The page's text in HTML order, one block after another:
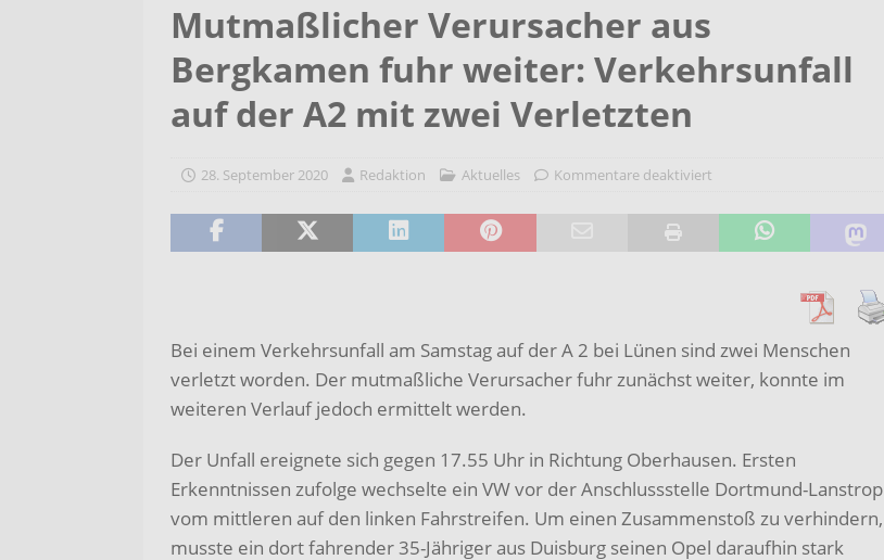
[ 6. August 2026 ] Bürgerreise 2026 nach Gennevilliers – Städtepartnerschaft hautnah erleben
AKTUELLES
[ 6. August 2026 ]
Pflege- und Wohnberatung im Gemeindebüro an der Christuskirche in Rünthe
Mutmaßlicher Verursacher aus
Bergkamen fuhr weiter: Verkehrsunfall
auf der A2 mit zwei Verletzten
28. September 2020 Redaktion Aktuelles Kommentare deaktiviert
Bei einem Verkehrsunfall am Samstag auf der A 2 bei Lünen sind zwei Menschen
verletzt worden. Der mutmaßliche Verursacher fuhr zunächst weiter, konnte im
weiteren Verlauf jedoch ermittelt werden.
Der Unfall ereignete sich gegen 17.55 Uhr in Richtung Oberhausen. Ersten
Erkenntnissen zufolge wechselte ein VW vor der Anschlussstelle Dortmund-Lanstrop
vom mittleren auf den linken Fahrstreifen. Um einen Zusammenstoß zu verhindern,
musste ein dort fahrender 35-Jähriger aus Duisburg seinen Opel daraufhin stark